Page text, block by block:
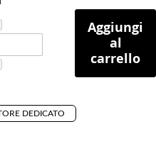
Aggiungi
al
carrello
DEDICATO